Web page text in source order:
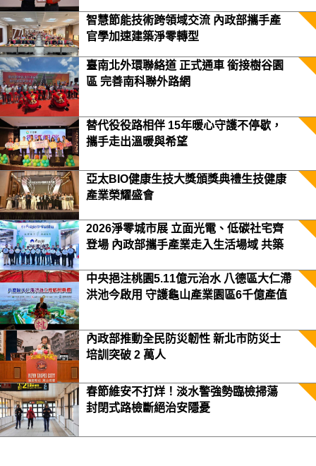
智慧節能技術跨領域交流 內政部攜手產
官學加速建築淨零轉型
臺南北外環聯絡道 正式通車 銜接樹谷園
區 完善南科聯外路網
替代役役路相伴 15年暖心守護不停歇，
攜手走出溫暖與希望
亞太BIO健康生技大獎頒獎典禮生技健康
產業榮耀盛會
2026淨零城市展 立面光電、低碳社宅齊
登場 內政部攜手產業走入生活場域 共築
中央挹注桃園5.11億元治水 八德區大仁滯
洪池今啟用 守護龜山產業園區6千億產值
內政部推動全民防災韌性 新北市防災士
培訓突破 2 萬人
春節維安不打烊！淡水警強勢臨檢掃蕩
封閉式路檢斷絕治安隱憂